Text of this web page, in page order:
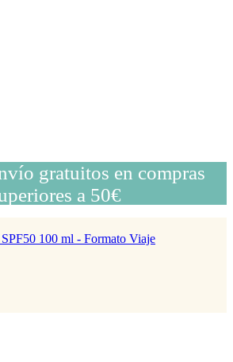
gratuitos en compras
a 50€
100 ml - Formato Viaje